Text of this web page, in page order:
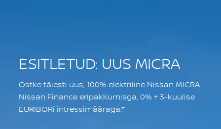
ESITLETUD: UUS MICRA
Ostke täiesti uus, 100% elektriline Nissan MICRA
Nissan Finance eripakkumisga, 0% + 3-kuulise
EURIBORi intressimääraga!*